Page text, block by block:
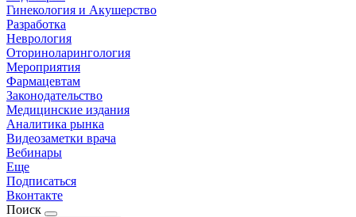
Гинекология и Акушерство
Разработка
Неврология
Оториноларингология
Мероприятия
Фармацевтам
Законодательство
Медицинские издания
Аналитика рынка
Видеозаметки врача
Вебинары
Еще
Подписаться
Вконтакте
Поиск